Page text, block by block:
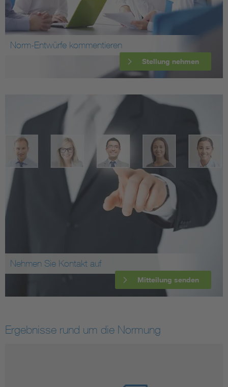
Norm-Entwürfe kommentieren
Stellung nehmen
Nehmen Sie Kontakt auf
Mitteilung senden
Ergebnisse rund um die Normung